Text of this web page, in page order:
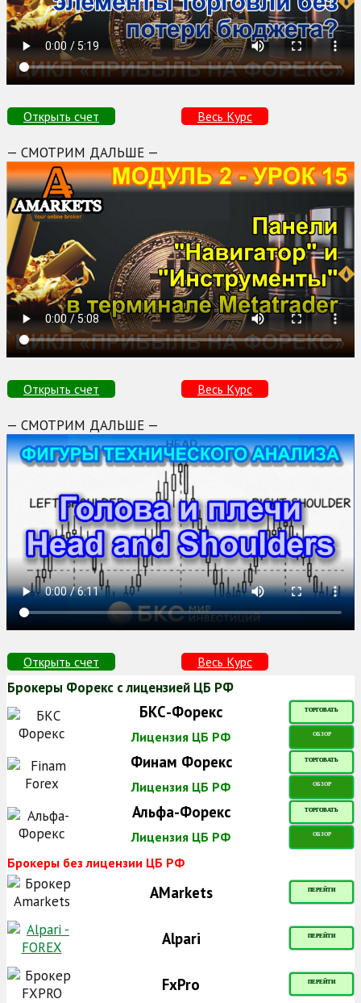
Открыть счет Весь Курс
— СМОТРИМ ДАЛЬШЕ —
Открыть счет Весь Курс
— СМОТРИМ ДАЛЬШЕ —
Открыть счет Весь Курс
Брокеры Форекс с лицензией ЦБ РФ
БКС-Форекс ТОРГОВАТЬ
Лицензия ЦБ РФ ОБЗОР
Финам Форекс ТОРГОВАТЬ
Лицензия ЦБ РФ ОБЗОР
Альфа-Форекс ТОРГОВАТЬ
Лицензия ЦБ РФ ОБЗОР
Брокеры без лицензии ЦБ РФ
AMarkets ПЕРЕЙТИ
Alpari ПЕРЕЙТИ
FxPro ПЕРЕЙТИ